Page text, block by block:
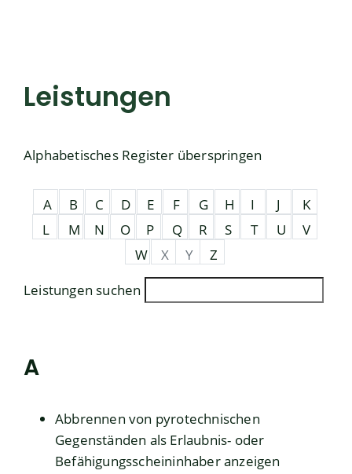
Leistungen
Alphabetisches Register überspringen
A B C D E F G H I J
K
L
M N O P Q R S T U
V
W
X Y
Z
Leistungen suchen
A
Abbrennen von pyrotechnischen
Gegenständen als Erlaubnis- oder
Befähigungsscheininhaber anzeigen